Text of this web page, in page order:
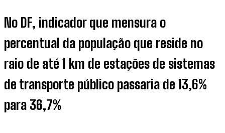
No DF, indicador que mensura o
percentual da população que reside no
raio de até 1 km de estações de sistemas
de transporte público passaria de 13,6%
para 36,7%